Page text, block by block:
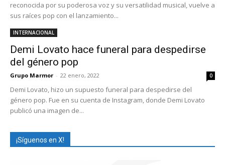
reconocida por su poderosa voz y su versatilidad musical, vuelve a
sus raíces pop con el lanzamiento...
INTERNACIONAL
Demi Lovato hace funeral para despedirse
del género pop
Grupo Marmor - 22 enero, 2022 0
Demi Lovato, hizo un supuesto funeral para despedirse del
género pop. Fue en su cuenta de Instagram, donde Demi Lovato
publicó una imagen de...
¡Síguenos en X!